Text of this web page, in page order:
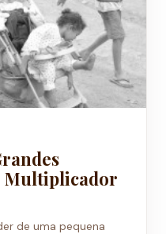
Multiplicador
de uma pequena